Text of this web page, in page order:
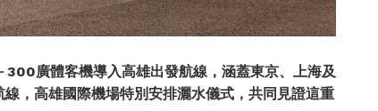
300廣體客機導入高雄出發航線，涵蓋東京、上海及
線，高雄國際機場特別安排灑水儀式，共同見證這重